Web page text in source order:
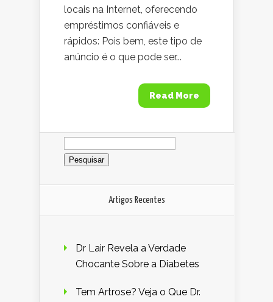
locais na Internet, oferecendo
empréstimos confiáveis e
rápidos: Pois bem, este tipo de
anúncio é o que pode ser...
Read More
Pesquisar
por:
Artigos Recentes
Dr Lair Revela a Verdade
Chocante Sobre a Diabetes
Tem Artrose? Veja o Que Dr.